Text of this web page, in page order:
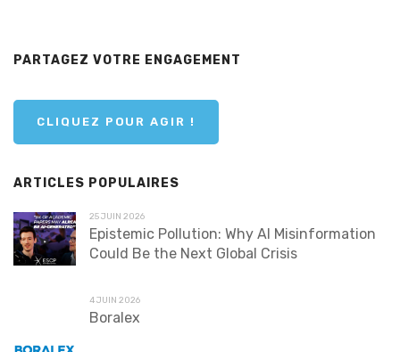
PARTAGEZ VOTRE ENGAGEMENT
CLIQUEZ POUR AGIR !
ARTICLES POPULAIRES
25 JUIN 2026
Epistemic Pollution: Why AI Misinformation
Could Be the Next Global Crisis
4 JUIN 2026
Boralex